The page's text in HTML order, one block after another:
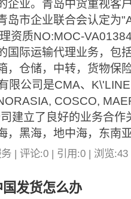
企业。青岛中货重视客
岛市企业联合会认定为
资质NO:MOC-
国际运输代理业务，包
，仓储，中转，货物保
限公司是CMA、
COSCO,
建立了良好的业务合作
，黑海，地中海，东南
| 评论:0 | 引用:0 | 浏览:43
发货怎么办